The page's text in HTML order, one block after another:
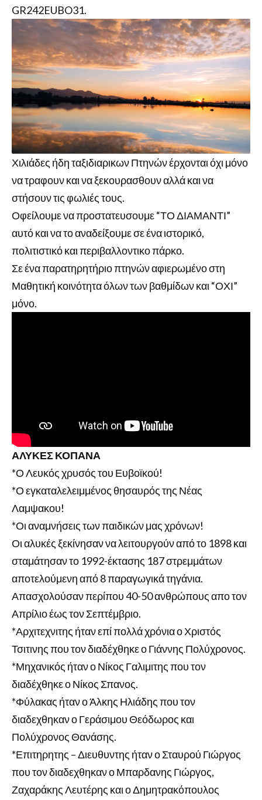
GR242EUBO31.
Χιλιάδες ήδη ταξιδιαρικων Πτηνών έρχονται όχι μόνο
να τραφουν και να ξεκουρασθουν αλλά και να
στήσουν τις φωλιές τους.
Οφείλουμε να προστατευσουμε “ΤΟ ΔΙΑΜΑΝΤΙ”
αυτό και να το αναδείξουμε σε ένα ιστορικό,
πολιτιστικό και περιβαλλοντικο πάρκο.
Σε ένα παρατηρητήριο πτηνών αφιερωμένο στη
Μαθητική κοινότητα όλων των βαθμίδων και “ΟΧΙ”
μόνο.
ΑΛΥΚΕΣ ΚΟΠΑΝΑ
*Ο Λευκός χρυσός του Ευβοϊκού!
*Ο εγκαταλελειμμένος θησαυρός της Νέας
Λαμψακου!
*Οι αναμνήσεις των παιδικών μας χρόνων!
Οι αλυκές ξεκίνησαν να λειτουργούν από το 1898 και
σταμάτησαν το 1992-έκτασης 187 στρεμμάτων
αποτελούμενη από 8 παραγωγικά τηγάνια.
Απασχολούσαν περίπου 40-50 ανθρώπους απο τον
Απρίλιο έως τον Σεπτέμβριο.
*Αρχιτεχνιτης ήταν επί πολλά χρόνια ο Χριστός
Τσιτινης που τον διαδέχθηκε ο Γιάννης Πολύχρονος.
*Μηχανικός ήταν ο Νίκος Γαλιμιτης που τον
διαδέχθηκε ο Νίκος Σπανος.
*Φύλακας ήταν ο Άλκης Ηλιάδης που τον
διαδεχθηκαν ο Γεράσιμου Θεόδωρος και
Πολύχρονος Θανάσης.
*Επιτηρητης – Διευθυντης ήταν ο Σταυρού Γιώργος
που τον διαδεχθηκαν ο Μπαρδανης Γιώργος,
Ζαχαράκης Λευτέρης και ο Δημητρακόπουλος